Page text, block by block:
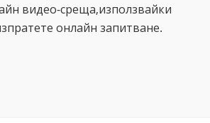
видео-среща,използвайки
онлайн запитване.